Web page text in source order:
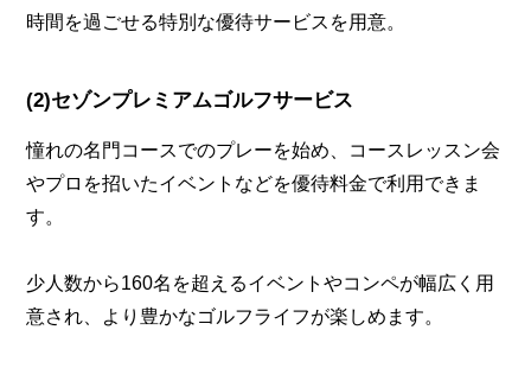
時間を過ごせる特別な優待サービスを用意。
(2)セゾンプレミアムゴルフサービス
憧れの名門コースでのプレーを始め、コースレッスン会
やプロを招いたイベントなどを優待料金で利用できま
す。
少人数から160名を超えるイベントやコンペが幅広く用
意され、より豊かなゴルフライフが楽しめます。